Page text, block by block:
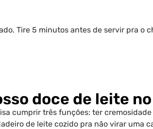
Tire 5 minutos antes de servir pra o
doce de leite
cumprir três funções: ter
de leite cozido pra não virar uma